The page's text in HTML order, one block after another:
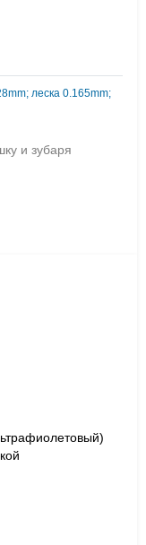
леска 0.165mm;
и зубаря